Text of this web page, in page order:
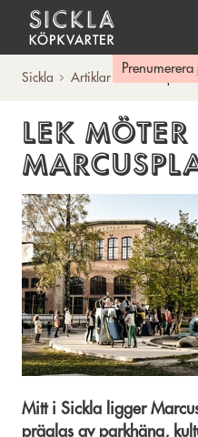
Hem
Sickla Artiklar
LEK
Mitt i Sickla ligger
präglas av parkhäng,